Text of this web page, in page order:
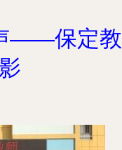
——保定教